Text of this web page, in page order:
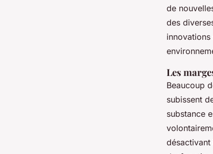
de
des
Les
Beaucoup
subissent
substance
désactivant